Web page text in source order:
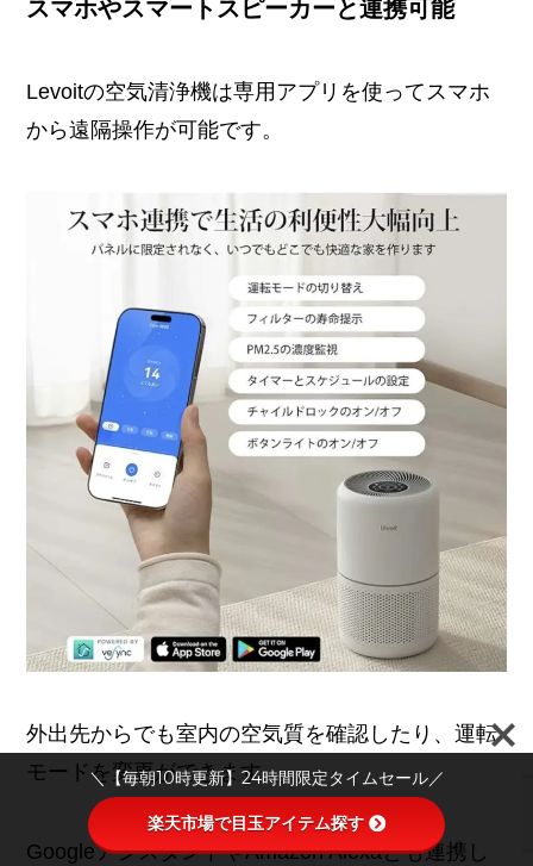
スマホやスマートスピーカーと連携可能
Levoitの空気清浄機は専用アプリを使ってスマホ
から遠隔操作が可能です。
外出先からでも室内の空気質を確認したり、運転
モードを変更ができます。
GoogleアシスタントやAmazon Alexaとも連携し
＼【毎朝10時更新】24時間限定タイムセール／
楽天市場で目玉アイテム探す